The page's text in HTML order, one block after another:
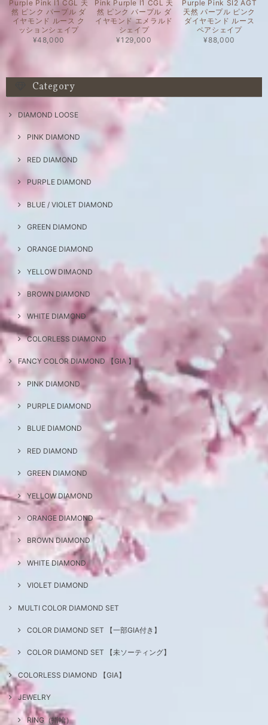
Purple Pink I1 CGL 天
然 ピンク パープル ダ
イヤモンド ルース ク
ッションシェイプ
¥48,000
Pink Purple I1 CGL 天
然 ピンク パープル ダ
イヤモンド エメラルド
シェイプ
¥129,000
Purple Pink SI2 AGT
天然 パープル ピンク
ダイヤモンド ルース
ペアシェイプ
¥88,000
Category
DIAMOND LOOSE
PINK DIAMOND
RED DIAMOND
PURPLE DIAMOND
BLUE / VIOLET DIAMOND
GREEN DIAMOND
ORANGE DIAMOND
YELLOW DIMAOND
BROWN DIAMOND
WHITE DIAMOND
COLORLESS DIAMOND
FANCY COLOR DIAMOND 【GIA 】
PINK DIAMOND
PURPLE DIAMOND
BLUE DIAMOND
RED DIAMOND
GREEN DIAMOND
YELLOW DIAMOND
ORANGE DIAMOND
BROWN DIAMOND
WHITE DIAMOND
VIOLET DIAMOND
MULTI COLOR DIAMOND SET
COLOR DIAMOND SET 【一部GIA付き】
COLOR DIAMOND SET 【未ソーティング】
COLORLESS DIAMOND 【GIA】
JEWELRY
RING（指輪）